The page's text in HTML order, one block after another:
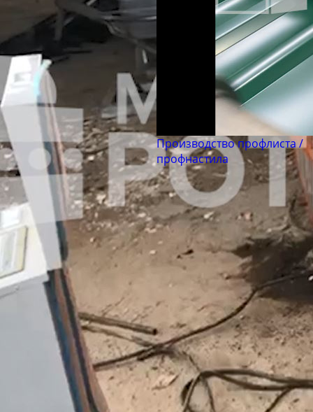
Производство профлиста /
профнастила